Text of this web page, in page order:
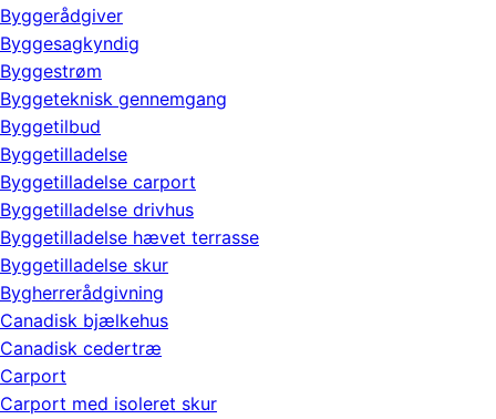
Byggerådgiver
Byggesagkyndig
Byggestrøm
Byggeteknisk gennemgang
Byggetilbud
Byggetilladelse
Byggetilladelse carport
Byggetilladelse drivhus
Byggetilladelse hævet terrasse
Byggetilladelse skur
Bygherrerådgivning
Canadisk bjælkehus
Canadisk cedertræ
Carport
Carport med isoleret skur